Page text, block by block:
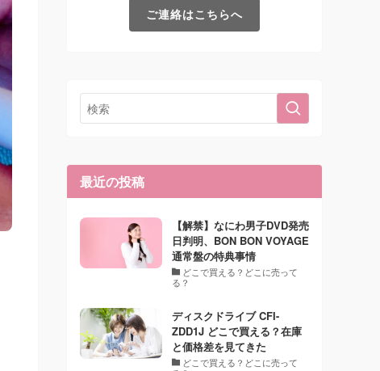
ご連絡はこちらへ
最近の投稿
【解禁】なにわ男子DVD発売
日判明、BON BON VOYAGE
通常盤の特典事情
どこで買える？どこに売って
る？
ディスクドライブ CFI-
ZDD1J どこで買える？在庫
と価格差を見てきた
どこで買える？どこに売って